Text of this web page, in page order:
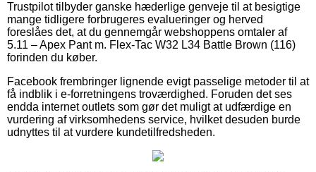
Trustpilot tilbyder ganske hæderlige genveje til at besigtige
mange tidligere forbrugeres evalueringer og herved
foreslåes det, at du gennemgår webshoppens omtaler af
5.11 – Apex Pant m. Flex-Tac W32 L34 Battle Brown (116)
forinden du køber.
Facebook frembringer lignende evigt passelige metoder til at
få indblik i e-forretningens troværdighed. Foruden det ses
endda internet outlets som gør det muligt at udfærdige en
vurdering af virksomhedens service, hvilket desuden burde
udnyttes til at vurdere kundetilfredsheden.